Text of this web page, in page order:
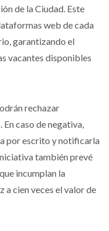
de la Ciudad. Este
web de cada
garantizando el
vacantes disponibles
rechazar
caso de negativa,
por escrito y notificarla
también prevé
incumplan la
a cien veces el valor de